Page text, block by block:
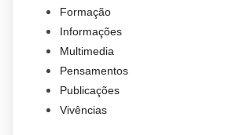
Formação
Informações
Multimedia
Pensamentos
Publicações
Vivências